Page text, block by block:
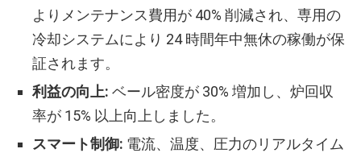
よりメンテナンス費用が 40% 削減され、専用の
冷却システムにより 24 時間年中無休の稼働が保
証されます。
利益の向上: ベール密度が 30% 増加し、炉回収
率が 15% 以上向上しました。
スマート制御: 電流、温度、圧力のリアルタイム